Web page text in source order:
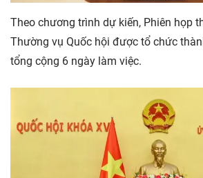
Theo chương trình dự kiến, Phiên họp
Thường vụ Quốc hội được tổ chức
tổng cộng 6 ngày làm việc.